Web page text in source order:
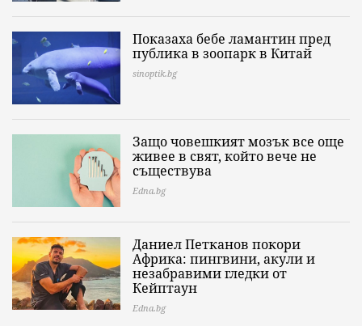
Показаха бебе ламантин пред
публика в зоопарк в Китай
sinoptik.bg
Защо човешкият мозък все още
живее в свят, който вече не
съществува
Edna.bg
Даниел Петканов покори
Африка: пингвини, акули и
незабравими гледки от
Кейптаун
Edna.bg